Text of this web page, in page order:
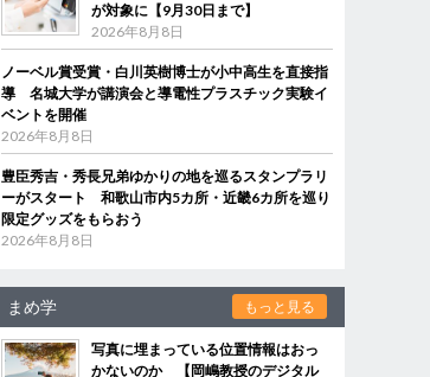
が対象に【9月30日まで】
2026年8月8日
ノーベル賞受賞・白川英樹博士が小中高生を直接指
導 名城大学が講演会と導電性プラスチック実験イ
ベントを開催
2026年8月8日
豊臣秀吉・秀長兄弟ゆかりの地を巡るスタンプラリ
ーがスタート 和歌山市内5カ所・近畿6カ所を巡り
限定グッズをもらおう
2026年8月8日
まめ学 もっと見る
写真に埋まっている位置情報はおっ
かないのか 【岡嶋教授のデジタル